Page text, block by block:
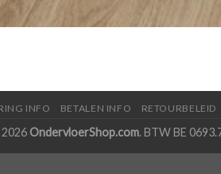
INFO BETALEN INFO RETOURBELEID
OndervloerShop.com. BTW BE